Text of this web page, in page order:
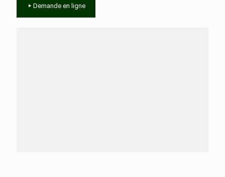
Demande en ligne